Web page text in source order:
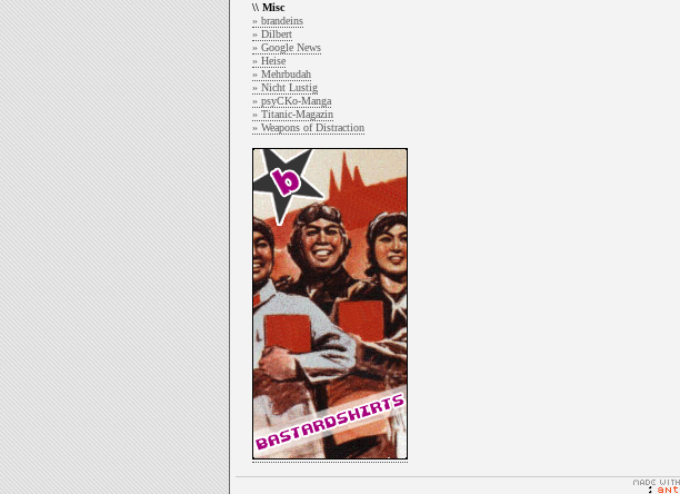
\\ Misc
» brandeins
» Dilbert
» Google News
» Heise
» Mehrbudah
» Nicht Lustig
» psyCKo-Manga
» Titanic-Magazin
» Weapons of Distraction